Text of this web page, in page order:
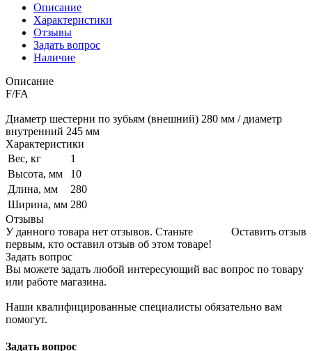
Описание
Характеристики
Отзывы
Задать вопрос
Наличие
Описание
F/FA
Диаметр шестерни по зубьям (внешний) 280 мм / диаметр
внутренний 245 мм
Характеристики
Вес, кг
1
Высота, мм
10
Длина, мм
280
Ширина, мм 280
Отзывы
Оставить отзыв
У данного товара нет отзывов. Станьте
первым, кто оставил отзыв об этом товаре!
Задать вопрос
Вы можете задать любой интересующий вас вопрос по товару
или работе магазина.
Наши квалифицированные специалисты обязательно вам
помогут.
Задать вопрос